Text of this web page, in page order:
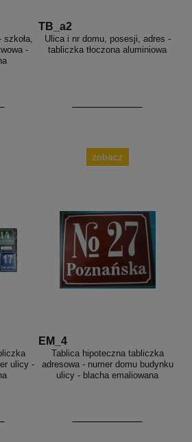
-
TB_a2
Ulica i nr domu, posesji, adres -
tabliczka tłoczona aluminiowa
zobacz
ulicy -
EM_4
Tablica hipoteczna tabliczka
adresowa - numer domu budynku
ulicy - blacha emaliowana